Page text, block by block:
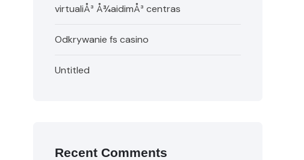
virtualiÅ³ Å¾aidimÅ³ centras
Odkrywanie fs casino
Untitled
Recent Comments